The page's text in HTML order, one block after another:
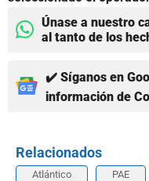
Únase a nuestro
al tanto de los
✔️ Síganos en
información de
Relacionados
Atlántico PAE